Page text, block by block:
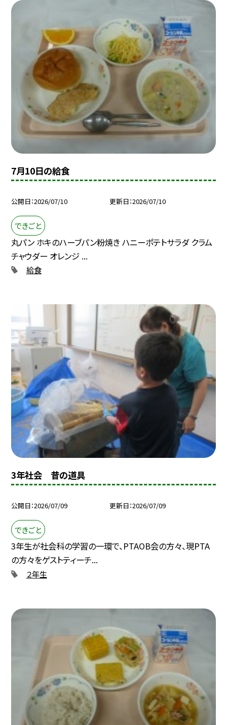
7月10日の給食
公開日 2026/07/10 更新日 2026/07/10
できごと
丸パン ホキのハーブパン粉焼き ハニーポテトサラダ クラム
チャウダー オレンジ ...
給食
3年社会 昔の道具
公開日 2026/07/09 更新日 2026/07/09
できごと
3年生が社会科の学習の一環で、PTAOB会の方々、現PTA
の方々をゲストティーチ...
２年生